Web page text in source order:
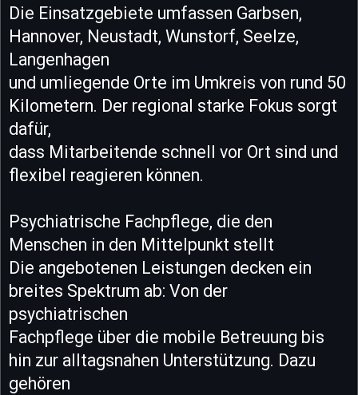
Die Einsatzgebiete umfassen Garbsen,
Hannover, Neustadt, Wunstorf, Seelze,
Langenhagen
und umliegende Orte im Umkreis von rund 50
Kilometern. Der regional starke Fokus sorgt
dafür,
dass Mitarbeitende schnell vor Ort sind und
flexibel reagieren können.
Psychiatrische Fachpflege, die den
Menschen in den Mittelpunkt stellt
Die angebotenen Leistungen decken ein
breites Spektrum ab: Von der
psychiatrischen
Fachpflege über die mobile Betreuung bis
hin zur alltagsnahen Unterstützung. Dazu
gehören